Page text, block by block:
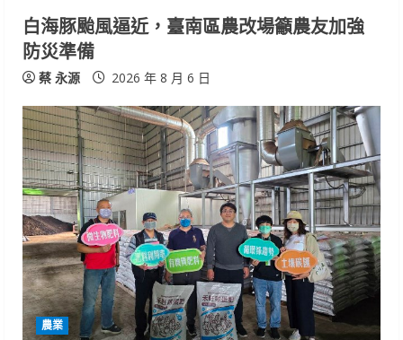
白海豚颱風逼近，臺南區農改場籲農友加強
防災準備
蔡 永源 2026 年 8 月 6 日
農業